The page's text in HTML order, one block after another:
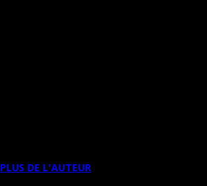
PLUS DE L'AUTEUR